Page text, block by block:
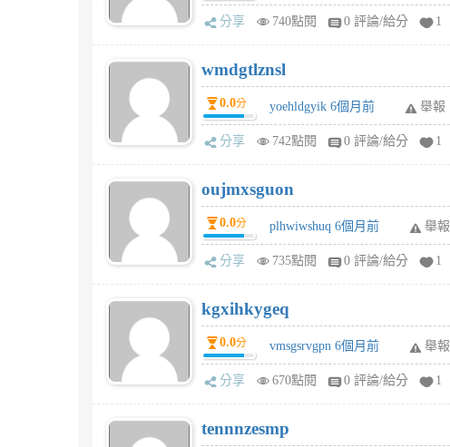
分享 740點閱 0 評論/給分 1
wmdgtlznsl
0.0分 yoehldgyik 6個月前 舉報
分享 742點閱 0 評論/給分 1
oujmxsguon
0.0分 plhwiwshuq 6個月前 舉報
分享 735點閱 0 評論/給分 1
kgxihkygeq
0.0分 vmsgsrvgpn 6個月前 舉報
分享 670點閱 0 評論/給分 1
tennnzesmp